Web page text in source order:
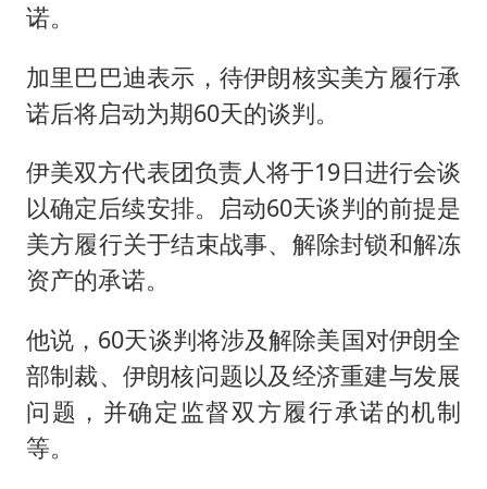
诺。
加里巴巴迪表示，待伊朗核实美方履行承
诺后将启动为期60天的谈判。
伊美双方代表团负责人将于19日进行会谈
以确定后续安排。启动60天谈判的前提是
美方履行关于结束战事、解除封锁和解冻
资产的承诺。
他说，60天谈判将涉及解除美国对伊朗全
部制裁、伊朗核问题以及经济重建与发展
问题，并确定监督双方履行承诺的机制
等。